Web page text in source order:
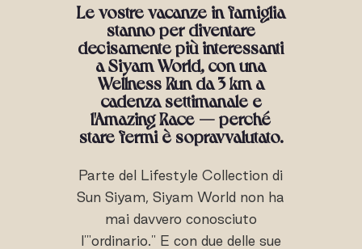
Le vostre vacanze in famiglia
stanno per diventare
decisamente più interessanti
a Siyam World, con una
Wellness Run da 3 km a
cadenza settimanale e
l'Amazing Race — perché
stare fermi è sopravvalutato.
Parte del Lifestyle Collection di
Sun Siyam, Siyam World non ha
mai davvero conosciuto
l'"ordinario." E con due delle sue